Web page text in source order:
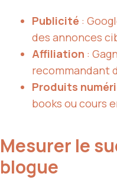
Publicité :
des annonces
Affiliation :
recommandant
Produits
books ou cours
Mesurer le
blogue